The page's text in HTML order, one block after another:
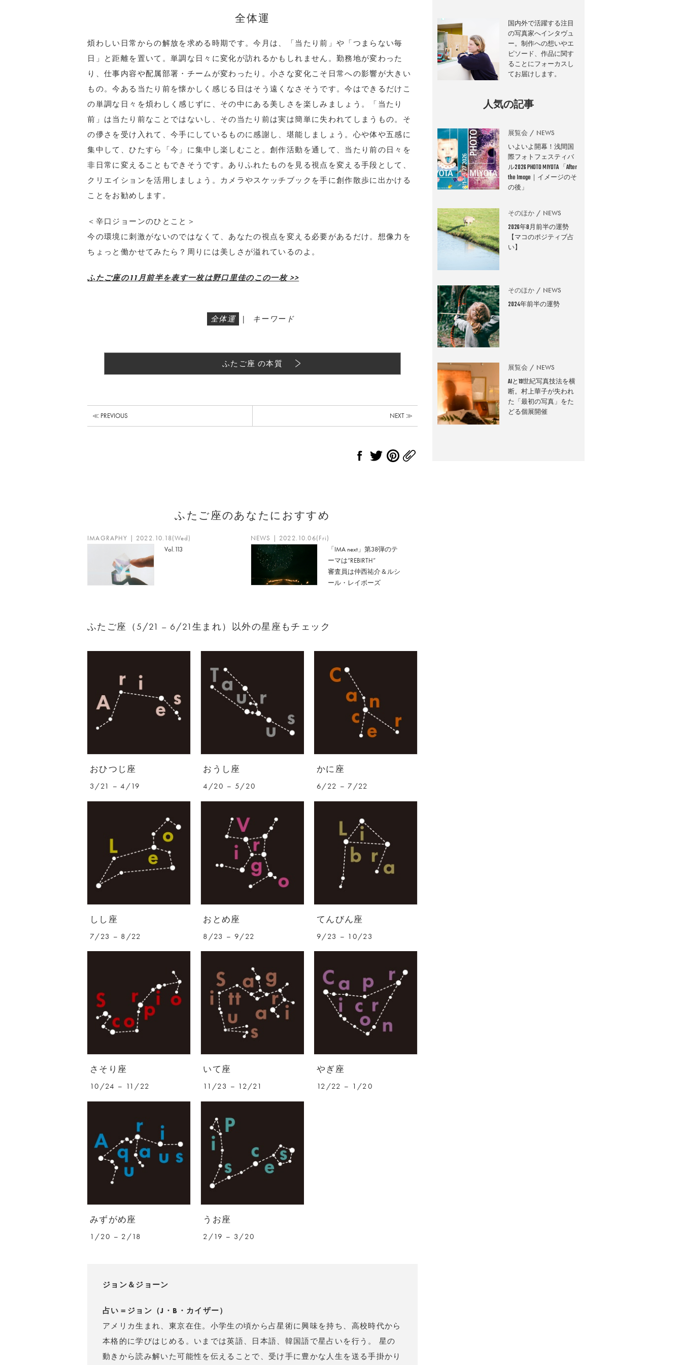
全体運
煩わしい日常からの解放を求める時期です。今月は、「当たり前」や「つまらない毎
日」と距離を置いて。単調な日々に変化が訪れるかもしれません。勤務地が変わった
り、仕事内容や配属部署・チームが変わったり。小さな変化こそ日常への影響が大きい
もの。今ある当たり前を懐かしく感じる日はそう遠くなさそうです。今はできるだけこ
の単調な日々を煩わしく感じずに、その中にある美しさを楽しみましょう。「当たり
前」は当たり前なことではないし、その当たり前は実は簡単に失われてしまうもの。そ
の儚さを受け入れて、今手にしているものに感謝し、堪能しましょう。心や体や五感に
集中して、ひたすら「今」に集中し楽しむこと。創作活動を通して、当たり前の日々を
非日常に変えることもできそうです。ありふれたものを見る視点を変える手段として、
クリエイションを活用しましょう。カメラやスケッチブックを手に創作散歩に出かける
ことをお勧めします。
＜辛口ジョーンのひとこと＞
今の環境に刺激がないのではなくて、あなたの視点を変える必要があるだけ。想像力を
ちょっと働かせてみたら？周りには美しさが溢れているのよ。
ふたご座の11月前半を表す一枚は野口里佳のこの一枚 >>
全体運 | キーワード
ふたご座 の本質
≪ PREVIOUS NEXT ≫
ふたご座のあなたにおすすめ
IMAGRAPHY | 2022.10.18(Wed)
Vol.113
NEWS | 2022.10.06(Fri)
「IMA next」第38弾のテ
ーマは“REBIRTH”
審査員は仲西祐介＆ルシ
ール・レイボーズ
ふたご座（5/21 – 6/21生まれ）以外の星座もチェック
おひつじ座
3/21 – 4/19
おうし座
4/20 – 5/20
かに座
6/22 – 7/22
しし座
7/23 – 8/22
おとめ座
8/23 – 9/22
てんびん座
9/23 – 10/23
さそり座
10/24 – 11/22
いて座
11/23 – 12/21
やぎ座
12/22 – 1/20
みずがめ座
1/20 – 2/18
うお座
2/19 – 3/20
ジョン＆ジョーン
占い＝ジョン（J・B・カイザー）
アメリカ生まれ、東京在住。小学生の頃から占星術に興味を持ち、高校時代から
本格的に学びはじめる。いまでは英語、日本語、韓国語で星占いを行う。 星の
動きから読み解いた可能性を伝えることで、受け手に豊かな人生を送る手掛かり
国内外で活躍する注目
の写真家へインタヴュ
ー。制作への想いやエ
ピソード、作品に関す
ることにフォーカスし
てお届けします。
人気の記事
展覧会 NEWS
いよいよ開幕！浅間国
際フォトフェスティバ
ル2026 PHOTO MIYOTA 「After
the Image｜イメージのそ
の後」
そのほか NEWS
2026年8月前半の運勢
【マコのポジティブ占
い】
そのほか NEWS
2024年前半の運勢
展覧会 NEWS
AIと19世紀写真技法を横
断。村上華子が失われ
た「最初の写真」をた
どる個展開催